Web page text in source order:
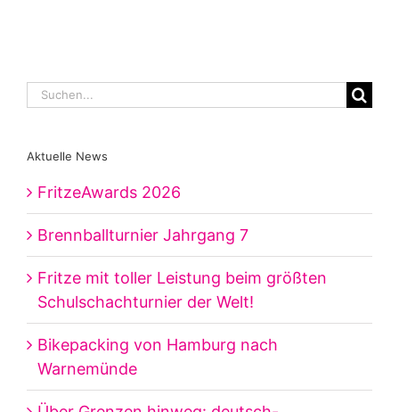
Suche
Aktuelle News
FritzeAwards 2026
Brennballturnier Jahrgang 7
Fritze mit toller Leistung beim größten
Schulschachturnier der Welt!
Bikepacking von Hamburg nach
Warnemünde